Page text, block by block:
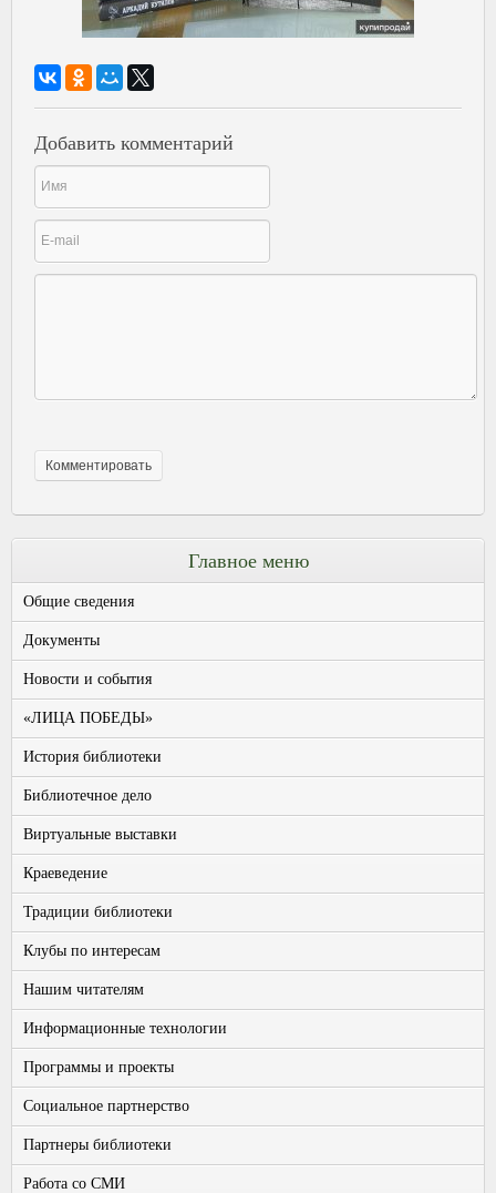
Добавить комментарий
Главное меню
Общие сведения
Документы
Новости и события
«ЛИЦА ПОБЕДЫ»
История библиотеки
Библиотечное дело
Виртуальные выставки
Краеведение
Традиции библиотеки
Клубы по интересам
Нашим читателям
Информационные технологии
Программы и проекты
Социальное партнерство
Партнеры библиотеки
Работа со СМИ